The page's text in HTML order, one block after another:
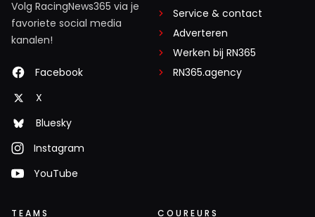
Volg RacingNews365 via je
favoriete social media
kanalen!
Facebook
X
Bluesky
Instagram
YouTube
Service & contact
Adverteren
Werken bij RN365
RN365.agency
TEAMS COUREURS